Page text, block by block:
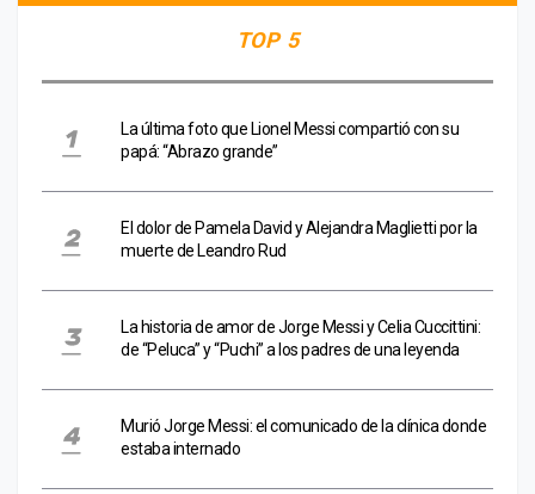
TOP 5
La última foto que Lionel Messi compartió con su
papá: “Abrazo grande”
El dolor de Pamela David y Alejandra Maglietti por la
muerte de Leandro Rud
La historia de amor de Jorge Messi y Celia Cuccittini:
de “Peluca” y “Puchi” a los padres de una leyenda
Murió Jorge Messi: el comunicado de la clínica donde
estaba internado